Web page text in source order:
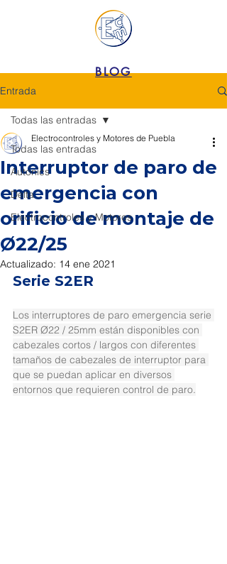
BLOG
Entrada
Todas las entradas
Autonics
Delta
Electrocontroles y Motores
Todas las entradas
Interruptor de paro de
emergencia con
orificio de montaje de
Ø22/25
Electrocontroles y Motores de Puebla
Actualizado: 14 ene 2021
Serie S2ER
Los interruptores de paro emergencia serie
S2ER Ø22 / 25mm están disponibles con
cabezales cortos / largos con diferentes
tamaños de cabezales de interruptor para
que se puedan aplicar en diversos
entornos que requieren control de paro.